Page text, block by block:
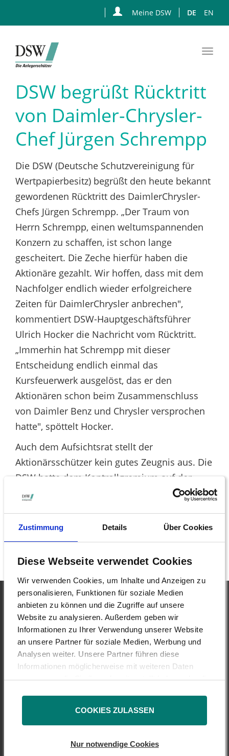
Zustimmung Details Über Cookies
Diese Webseite verwendet Cookies
Wir verwenden Cookies, um Inhalte und Anzeigen zu
personalisieren, Funktionen für soziale Medien
anbieten zu können und die Zugriffe auf unsere
Website zu analysieren. Außerdem geben wir
Informationen zu Ihrer Verwendung unserer Website
an unsere Partner für soziale Medien, Werbung und
Analysen weiter. Unsere Partner führen diese
Informationen möglicherweise mit weiteren Daten
zusammen, die Sie ihnen bereitgestellt haben oder die
COOKIES ZULASSEN
Nur notwendige Cookies
Hauptinhalt
springen
Meine DSW DE EN
DSW begrüßt Rücktritt
von Daimler-Chrysler-
Chef Jürgen Schrempp
Die DSW (Deutsche Schutzvereinigung für
Wertpapierbesitz) begrüßt den heute bekannt
gewordenen Rücktritt des DaimlerChrysler-
Chefs Jürgen Schrempp. „Der Traum von
Herrn Schrempp, einen weltumspannenden
Konzern zu schaffen, ist schon lange
gescheitert. Die Zeche hierfür haben die
Aktionäre gezahlt. Wir hoffen, dass mit dem
Nachfolger endlich wieder erfolgreichere
Zeiten für DaimlerChrysler anbrechen",
kommentiert DSW-Hauptgeschäftsführer
Ulrich Hocker die Nachricht vom Rücktritt.
„Immerhin hat Schrempp mit dieser
Entscheidung endlich einmal das
Kursfeuerwerk ausgelöst, das er den
Aktionären schon beim Zusammenschluss
von Daimler Benz und Chrysler versprochen
hatte", spöttelt Hocker.
Auch dem Aufsichtsrat stellt der
Aktionärsschützer kein gutes Zeugnis aus. Die
DSW hatte dem Kontrollgremium auf der
Hauptversammlung des vergangenen Jahres
verweigert, dass der Vertrag von Schrempp,
obwohl er mit seiner Strategie bereits
DSW - Deutsche
Schutzvereinigung
für Wertpapierbesitz e.V.